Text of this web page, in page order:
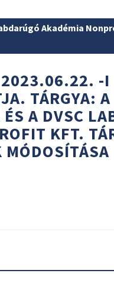
Akadémia
2023.06.22. -I
TÁRGYA:
A DVSC
KFT.
MÓDOSÍTÁSA